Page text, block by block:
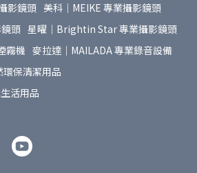
影鏡頭 美科｜MEIKE 專業攝影鏡頭
頭 星曜｜Brightin Star 專業攝影鏡頭
霧機 麥拉達｜MAILADA 專業錄音設備
環保清潔用品
活用品